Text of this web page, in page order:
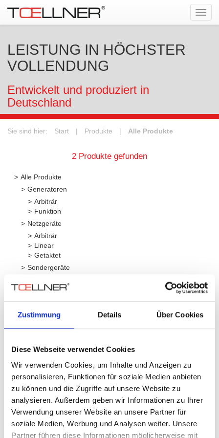
Zustimmung Details Über Cookies
Diese Webseite verwendet Cookies
Wir verwenden Cookies, um Inhalte und Anzeigen zu
personalisieren, Funktionen für soziale Medien anbieten
zu können und die Zugriffe auf unsere Website zu
analysieren. Außerdem geben wir Informationen zu Ihrer
Verwendung unserer Website an unsere Partner für
soziale Medien, Werbung und Analysen weiter. Unsere
Partner führen diese Informationen möglicherweise mit
LEISTUNG IN HÖCHSTER
VOLLENDUNG
Entwickelt und produziert in
Deutschland
Sie sind hier: Start | Produkte | Alle Produkte
2 Produkte gefunden
Alle Produkte
Generatoren
Arbiträr
Funktion
Netzgeräte
Arbiträr
Linear
Getaktet
Sondergeräte
Verstärker
4-Quadranten
Breitband
TOE 7610 ± 150 W ± 60 V